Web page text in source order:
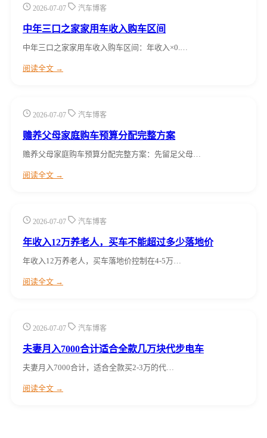
2026-07-07 汽车博客
中年三口之家家用车收入购车区间
中年三口之家家用车收入购车区间：年收入×0.…
阅读全文 →
2026-07-07 汽车博客
赡养父母家庭购车预算分配完整方案
赡养父母家庭购车预算分配完整方案：先留足父母…
阅读全文 →
2026-07-07 汽车博客
年收入12万养老人，买车不能超过多少落地价
年收入12万养老人，买车落地价控制在4-5万…
阅读全文 →
2026-07-07 汽车博客
夫妻月入7000合计适合全款几万块代步电车
夫妻月入7000合计，适合全款买2-3万的代…
阅读全文 →